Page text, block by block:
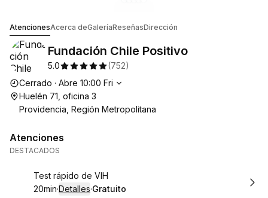
AtencionesAcerca deGaleríaReseñasDirección
Fundación Chile Positivo
5.0 (752)
Horario de apertura
Cerrado · Abre 10:00 Fri
Huelén 71, oficina 3
Providencia, Región Metropolitana
Atenciones
DESTACADOS
Reservar
Test rápido de VIH
.Duración:
20min·Detalles·
.Precio
Gratuito